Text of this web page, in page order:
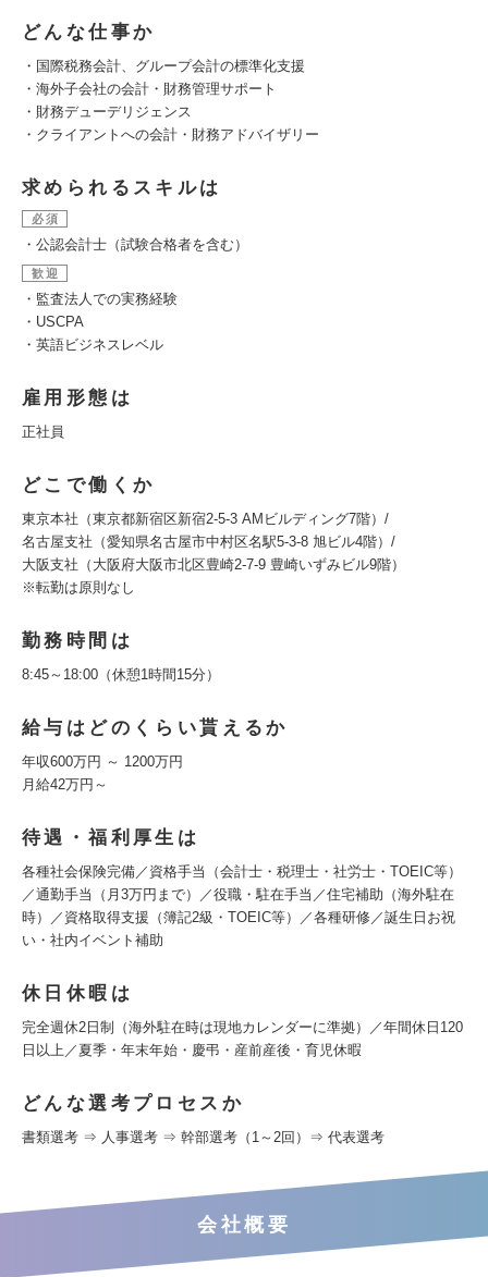
どんな仕事か
・国際税務会計、グループ会計の標準化支援
・海外子会社の会計・財務管理サポート
・財務デューデリジェンス
・クライアントへの会計・財務アドバイザリー
求められるスキルは
必須
・公認会計士（試験合格者を含む）
歓迎
・監査法人での実務経験
・USCPA
・英語ビジネスレベル
雇用形態は
正社員
どこで働くか
東京本社（東京都新宿区新宿2-5-3 AMビルディング7階）/
名古屋支社（愛知県名古屋市中村区名駅5-3-8 旭ビル4階）/
大阪支社（大阪府大阪市北区豊崎2-7-9 豊崎いずみビル9階）
※転勤は原則なし
勤務時間は
8:45～18:00（休憩1時間15分）
給与はどのくらい貰えるか
年収600万円 ～ 1200万円
月給42万円～
待遇・福利厚生は
各種社会保険完備／資格手当（会計士・税理士・社労士・TOEIC等）
／通勤手当（月3万円まで）／役職・駐在手当／住宅補助（海外駐在
時）／資格取得支援（簿記2級・TOEIC等）／各種研修／誕生日お祝
い・社内イベント補助
休日休暇は
完全週休2日制（海外駐在時は現地カレンダーに準拠）／年間休日120
日以上／夏季・年末年始・慶弔・産前産後・育児休暇
どんな選考プロセスか
書類選考 ⇒ 人事選考 ⇒ 幹部選考（1～2回）⇒ 代表選考
会社概要